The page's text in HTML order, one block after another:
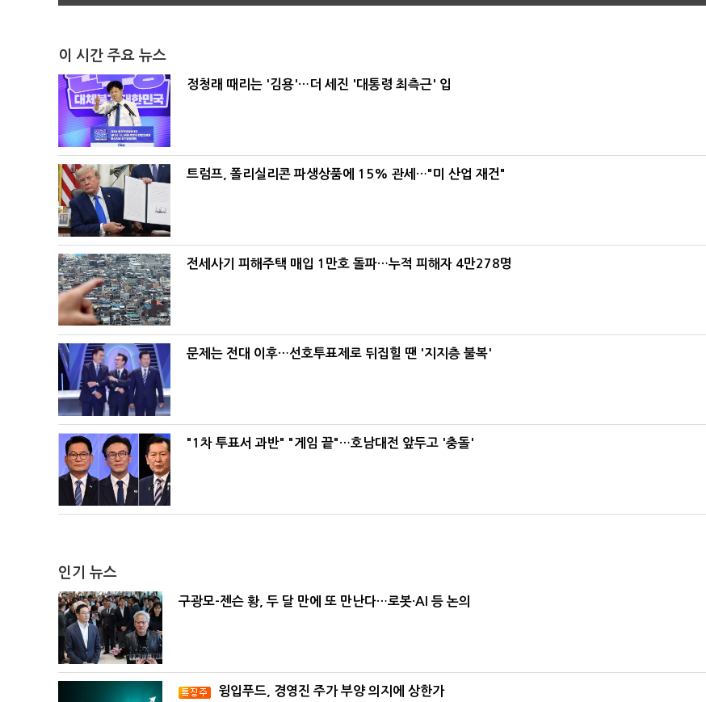
이 시간 주요 뉴스
정청래 때리는 '김용'…더 세진 '대통령 최측근' 입
트럼프, 폴리실리콘 파생상품에 15% 관세…"미 산업 재건"
전세사기 피해주택 매입 1만호 돌파…누적 피해자 4만278명
문제는 전대 이후…선호투표제로 뒤집힐 땐 '지지층 불복'
"1차 투표서 과반" "게임 끝"…호남대전 앞두고 '충돌'
인기 뉴스
구광모-젠슨 황, 두 달 만에 또 만난다…로봇·AI 등 논의
윙입푸드, 경영진 주가 부양 의지에 상한가